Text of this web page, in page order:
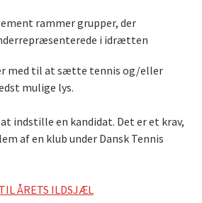
rammer grupper, der
i idrætten
med til at sætte tennis og/eller
mulige lys.
indstille en kandidat. Det er et krav,
af en klub under Dansk Tennis
ÅRETS ILDSJÆL